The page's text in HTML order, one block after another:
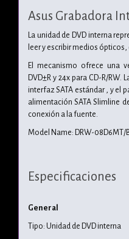
Asus Grabadora
La unidad de DVD interna
leer y escribir medios
El mecanismo ofrece una
DVD±R y 24x para CD-R/
interfaz SATA estándar , y el
alimentación SATA Slimline
conexión a la fuente.
Model Name: DRW-08D6MT/
Especificaciones
General
Tipo: Unidad de DVD interna